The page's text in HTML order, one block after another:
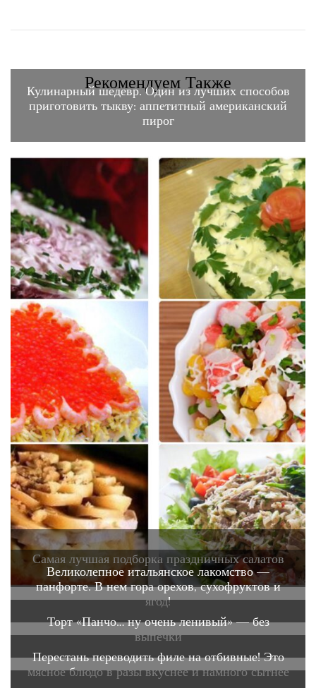
Рекомендуем Также
Кулинарный шедевр. Один из лучших способов
приготовить тыкву: аппетитный американский
пирог
Самая лучшая подборка праздничных салатов
Великолепное итальянское лакомство —
панфорте. В нем гора орехов, сухофруктов и
ягод!
Торт «Панчо… ну очень ленивый» — без
выпечки
Перестань переводить филе на отбивные! Это
мясное блюдо в разы вкуснее и намного сытнее